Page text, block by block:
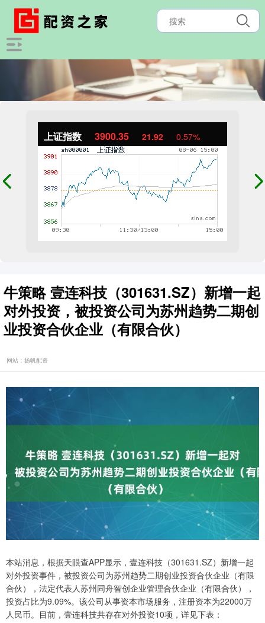
上证指数 3900.35 21.92 0.57%
牛策略 壹连科技（301631.SZ）新增一起
对外投资，被投资公司为苏州趋势二期创
业投资合伙企业（有限合伙）
网站：扬帆配资
本站消息，根据天眼查APP显示，壹连科技（301631.SZ）新增一起
对外投资事件，被投资公司为苏州趋势二期创业投资合伙企业（有限
合伙），法定代表人苏州同舟智创企业管理合伙企业（有限合伙），
投资占比为9.09%。该公司从事资本市场服务，注册资本为22000万
人民币。目前，壹连科技共存在对外投资10项，详见下表：